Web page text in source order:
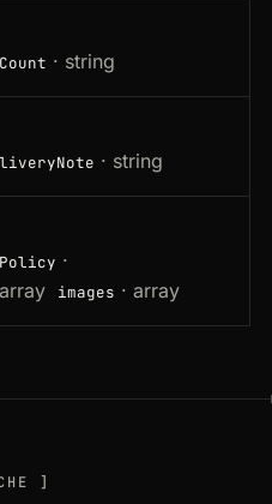
· string
· string
·
images · array